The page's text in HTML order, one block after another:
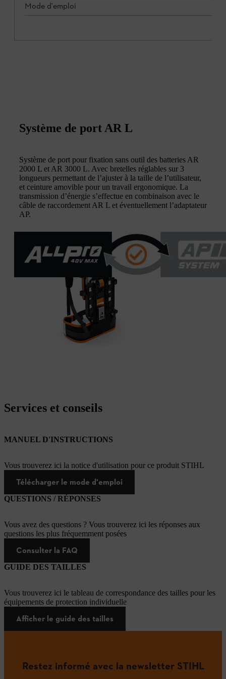
Mode d'emploi
Système de port AR L
Système de port pour fixation sans outil des batteries AR
2000 L et AR 3000 L. Avec bretelles réglables sur 3
longueurs permettant de l’ajuster à la taille de l’utilisateur,
et ceinture amovible pour un travail ergonomique. La
transmission d’énergie s’effectue en combinaison avec le
câble de raccordement AR L et éventuellement l’adaptateur
AP.
Services et conseils
MANUEL D'INSTRUCTIONS
Vous trouverez ici la notice d'utilisation pour ce produit STIHL
Télécharger le mode d'emploi
QUESTIONS / RÉPONSES
Vous avez des questions ? Vous trouverez ici les réponses aux
questions les plus fréquemment posées
Consulter la FAQ
GUIDE DES TAILLES
Vous trouverez ici le tableau de correspondance des tailles pour les
équipements de protection individuelle
Afficher le guide des tailles
Restez informé avec la newsletter STIHL